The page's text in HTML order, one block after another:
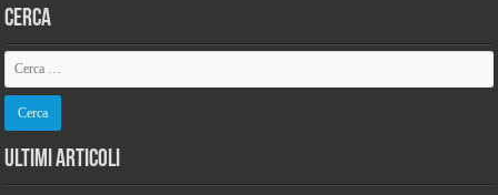
Cerca
Ultimi Articoli